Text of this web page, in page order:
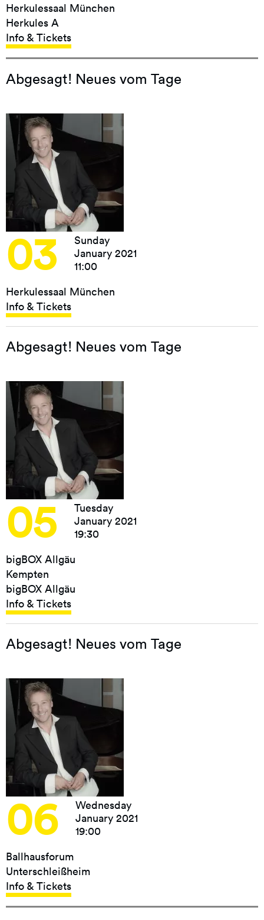
Herkulessaal München
Herkules A
Info & Tickets
Abgesagt! Neues vom Tage
03
Sunday
January 2021
11:00
Herkulessaal München
Info & Tickets
Abgesagt! Neues vom Tage
05
Tuesday
January 2021
19:30
bigBOX Allgäu
Kempten
bigBOX Allgäu
Info & Tickets
Abgesagt! Neues vom Tage
06
Wednesday
January 2021
19:00
Ballhausforum
Unterschleißheim
Info & Tickets